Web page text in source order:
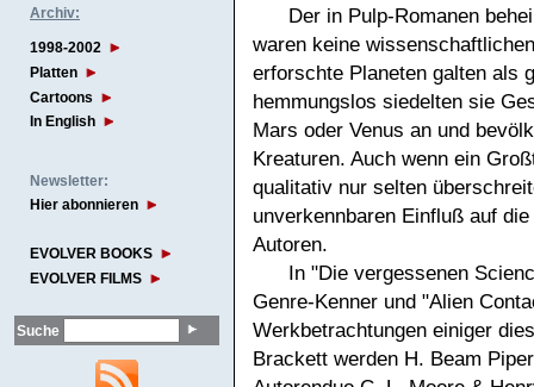
Archiv:
1998-2002
Platten
Cartoons
In English
Newsletter:
Hier abonnieren
EVOLVER BOOKS
EVOLVER FILMS
Suche
Der in Pulp-Romanen
waren keine
erforschte Planeten galten als
hemmungslos siedelten sie
Mars oder Venus an und
Kreaturen. Auch wenn ein
qualitativ nur selten
unverkennbaren Einfluß auf
Autoren.
In "Die vergessenen
Genre-Kenner und "Alien
Werkbetrachtungen einiger
Brackett werden H. Beam